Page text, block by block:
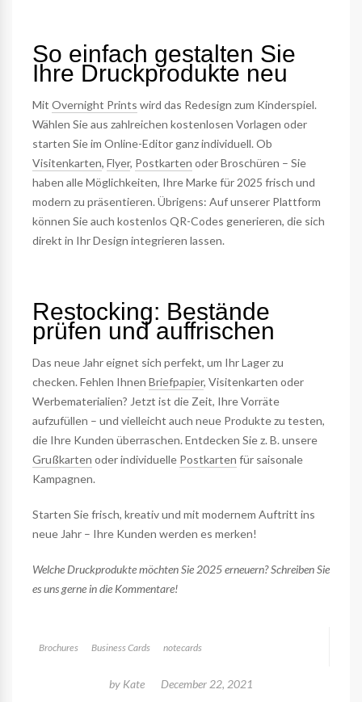
So einfach gestalten Sie
Ihre Druckprodukte neu
Mit Overnight Prints wird das Redesign zum Kinderspiel.
Wählen Sie aus zahlreichen kostenlosen Vorlagen oder
starten Sie im Online-Editor ganz individuell. Ob
Visitenkarten, Flyer, Postkarten oder Broschüren – Sie
haben alle Möglichkeiten, Ihre Marke für 2025 frisch und
modern zu präsentieren. Übrigens: Auf unserer Plattform
können Sie auch kostenlos QR-Codes generieren, die sich
direkt in Ihr Design integrieren lassen.
Restocking: Bestände
prüfen und auffrischen
Das neue Jahr eignet sich perfekt, um Ihr Lager zu
checken. Fehlen Ihnen Briefpapier, Visitenkarten oder
Werbematerialien? Jetzt ist die Zeit, Ihre Vorräte
aufzufüllen – und vielleicht auch neue Produkte zu testen,
die Ihre Kunden überraschen. Entdecken Sie z. B. unsere
Grußkarten oder individuelle Postkarten für saisonale
Kampagnen.
Starten Sie frisch, kreativ und mit modernem Auftritt ins
neue Jahr – Ihre Kunden werden es merken!
Welche Druckprodukte möchten Sie 2025 erneuern? Schreiben Sie
es uns gerne in die Kommentare!
Brochures Business Cards notecards
by Kate December 22, 2021